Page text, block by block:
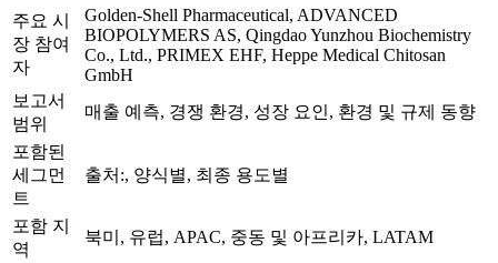
주요 시
장 참여
자
Golden-Shell Pharmaceutical, ADVANCED
BIOPOLYMERS AS, Qingdao Yunzhou Biochemistry
Co., Ltd., PRIMEX EHF, Heppe Medical Chitosan
GmbH
보고서
범위
매출 예측, 경쟁 환경, 성장 요인, 환경 및 규제 동향
포함된
세그먼
트
출처:, 양식별, 최종 용도별
포함 지
역
북미, 유럽, APAC, 중동 및 아프리카, LATAM